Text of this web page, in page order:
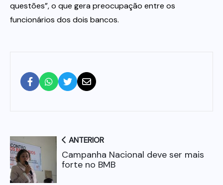
questões”, o que gera preocupação entre os
funcionários dos dois bancos.
ANTERIOR
Campanha Nacional deve ser mais
forte no BMB